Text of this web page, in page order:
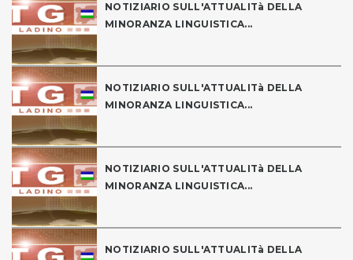
NOTIZIARIO SULL'ATTUALITà DELLA
MINORANZA LINGUISTICA...
NOTIZIARIO SULL'ATTUALITà DELLA
MINORANZA LINGUISTICA...
NOTIZIARIO SULL'ATTUALITà DELLA
MINORANZA LINGUISTICA...
NOTIZIARIO SULL'ATTUALITà DELLA